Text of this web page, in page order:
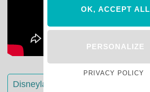
Disneyland Paris : Le guide complet
OK, ACCEPT ALL
PERSONALIZE
PRIVACY POLICY